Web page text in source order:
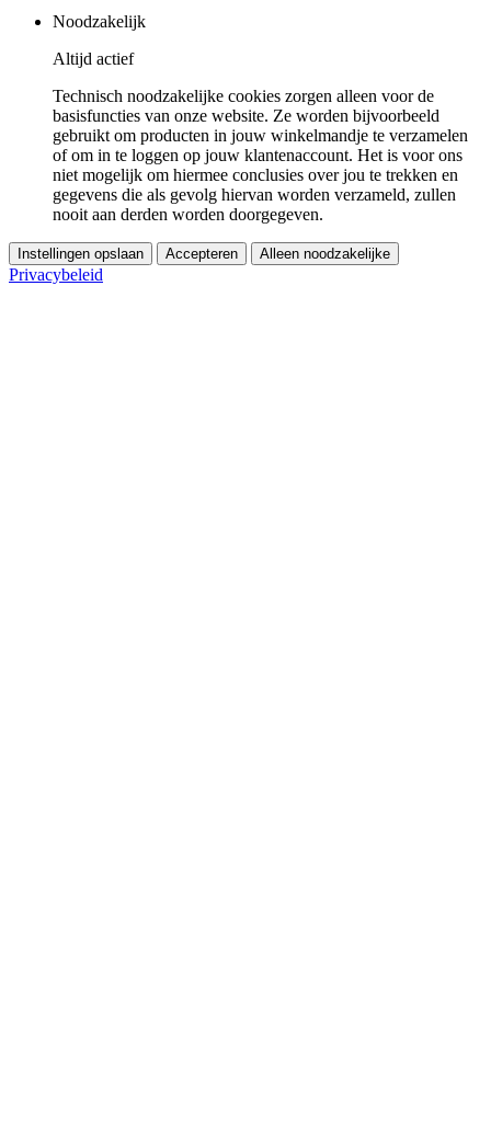
Noodzakelijk
Altijd actief
Technisch noodzakelijke cookies zorgen alleen voor de
basisfuncties van onze website. Ze worden bijvoorbeeld
gebruikt om producten in jouw winkelmandje te verzamelen
of om in te loggen op jouw klantenaccount. Het is voor ons
niet mogelijk om hiermee conclusies over jou te trekken en
gegevens die als gevolg hiervan worden verzameld, zullen
nooit aan derden worden doorgegeven.
Instellingen opslaan Accepteren Alleen noodzakelijke
Privacybeleid